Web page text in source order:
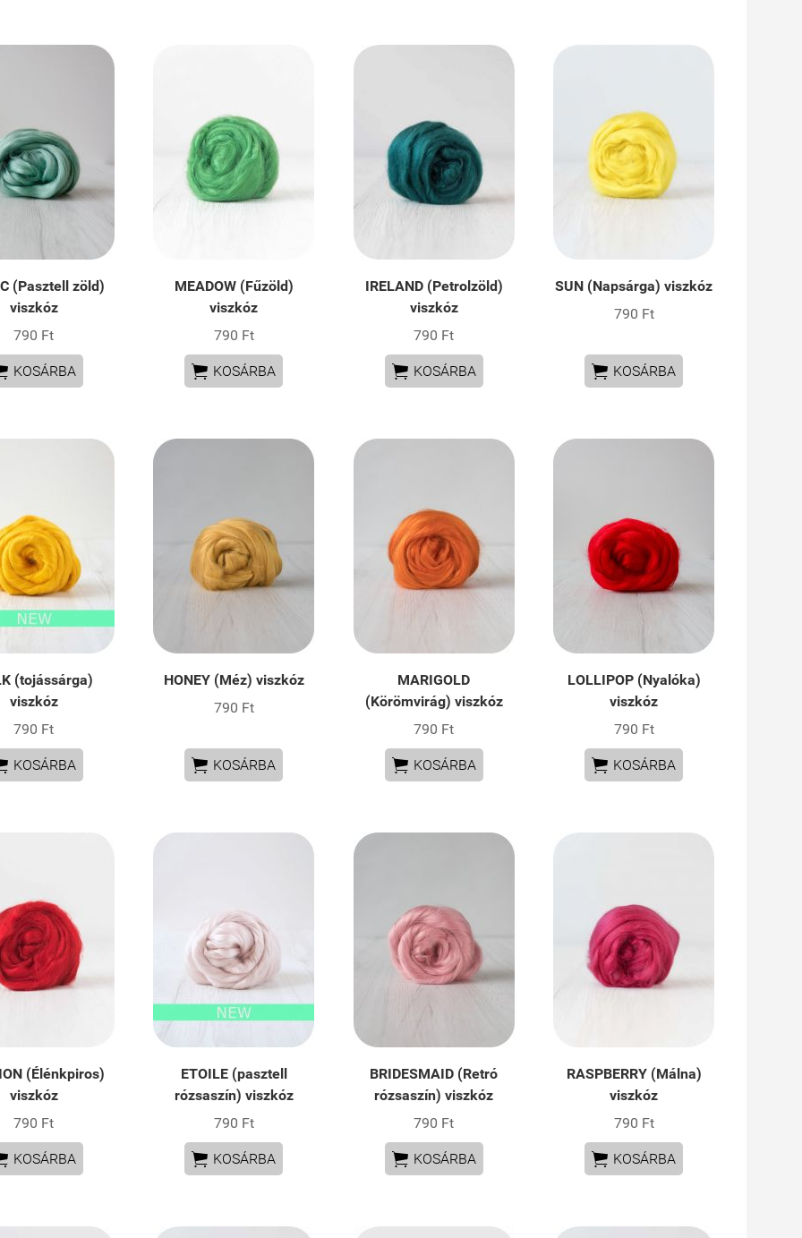
(Pasztell zöld)
viszkóz
790 Ft
KOSÁRBA
MEADOW (Fűzöld)
viszkóz
790 Ft
 KOSÁRBA
IRELAND (Petrolzöld)
viszkóz
790 Ft
 KOSÁRBA
SUN (Napsárga) viszkóz
790 Ft
 KOSÁRBA
(tojássárga)
viszkóz
790 Ft
KOSÁRBA
HONEY (Méz) viszkóz
790 Ft
 KOSÁRBA
MARIGOLD
(Körömvirág) viszkóz
790 Ft
 KOSÁRBA
LOLLIPOP (Nyalóka)
viszkóz
790 Ft
 KOSÁRBA
(Élénkpiros)
viszkóz
790 Ft
KOSÁRBA
ETOILE (pasztell
rózsaszín) viszkóz
790 Ft
 KOSÁRBA
BRIDESMAID (Retró
rózsaszín) viszkóz
790 Ft
 KOSÁRBA
RASPBERRY (Málna)
viszkóz
790 Ft
 KOSÁRBA